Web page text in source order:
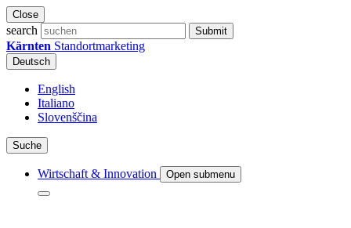
Close
search Submit
Kärnten Standortmarketing
Deutsch
English
Italiano
Slovenščina
Suche
Wirtschaft & Innovation Open submenu